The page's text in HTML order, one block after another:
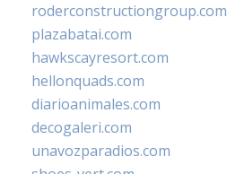
roderconstructiongroup.com
plazabatai.com
hawkscayresort.com
hellonquads.com
diarioanimales.com
decogaleri.com
unavozparadios.com